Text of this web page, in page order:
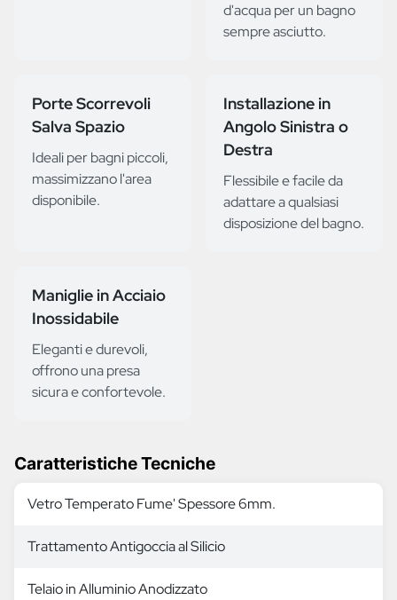
d'acqua per un bagno
sempre asciutto.
Porte Scorrevoli
Salva Spazio
Ideali per bagni piccoli,
massimizzano l'area
disponibile.
Installazione in
Angolo Sinistra o
Destra
Flessibile e facile da
adattare a qualsiasi
disposizione del bagno.
Maniglie in Acciaio
Inossidabile
Eleganti e durevoli,
offrono una presa
sicura e confortevole.
Caratteristiche Tecniche
Vetro Temperato Fume' Spessore 6mm.
Trattamento Antigoccia al Silicio
Telaio in Alluminio Anodizzato